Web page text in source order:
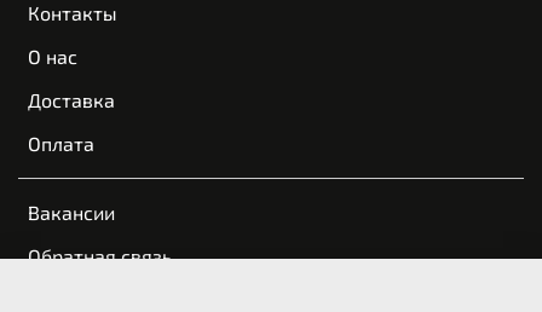
Контакты
О нас
Доставка
Оплата
Вакансии
Обратная связь